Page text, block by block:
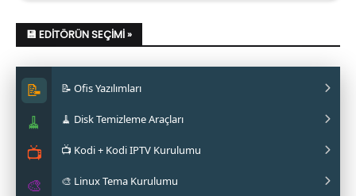
💾 EDITÖRÜN SEÇIMI »
📝
🧹
📺
🎨
📝 Ofis Yazılımları
✔ LibreOffice Nasıl Kurulur?
✔ WPS Office Nasıl Kurulur?
✔ Softmaker FreeOffice Nasıl Kurulur?
🧹 Disk Temizleme Araçları
✔ Stacer Nedir? Nasıl Kurulur?
✔ Ubuntu Cleaner Nasıl Kurulur?
📺 Kodi + Kodi IPTV Kurulumu
✔ Kodi IPTV Nasıl Kurulur?
🎨 Linux Tema Kurulumu